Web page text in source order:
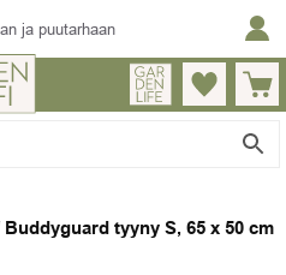
ja puutarhaan
Buddyguard tyyny S, 65 x 50 cm